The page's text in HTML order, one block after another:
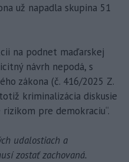
už napadla skupina 51
na podnet maďarskej
návrh nepodá, s
zákona (č. 416/2025 Z.
kriminalizácia diskusie
pre demokraciu“.
udalostiach a
zostať zachovaná.